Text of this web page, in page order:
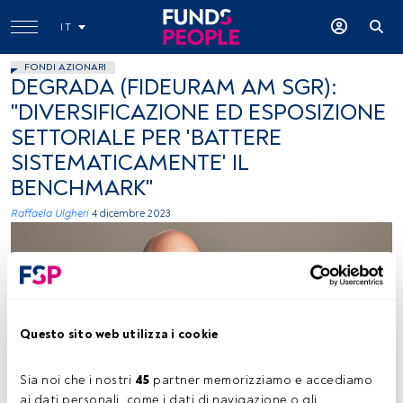
Questo sito web utilizza i cookie
Sia noi che i nostri 45 partner memorizziamo e accediamo
ai dati personali, come i dati di navigazione o gli
IT
FONDI AZIONARI
DEGRADA (FIDEURAM AM SGR):
"DIVERSIFICAZIONE ED ESPOSIZIONE
SETTORIALE PER 'BATTERE
SISTEMATICAMENTE' IL
BENCHMARK"
Raffaela Ulgheri 4 dicembre 2023
Luigi Degrada, foto ceduta (Fideuram AM SGR)